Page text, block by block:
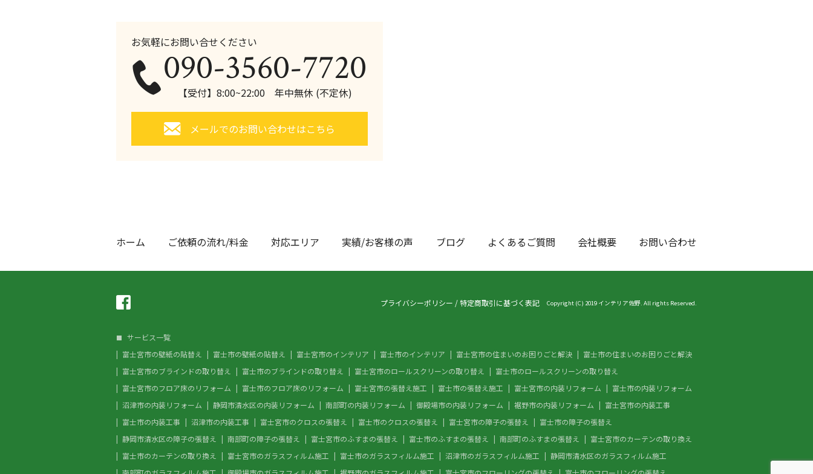
お気軽にお問い合せください
090-3560-7720
【受付】8:00~22:00 年中無休 (不定休)
メールでのお問い合わせはこちら
ホーム ご依頼の流れ/料金 対応エリア 実績/お客様の声 ブログ よくあるご質問 会社概要 お問い合わせ
プライバシーポリシー /特定商取引に基づく表記 Copyright (C) 2019 インテリア佐野. All rights Reserved.
サービス一覧
富士宮市の壁紙の貼替え
富士市の壁紙の貼替え 富士宮市のインテリア 富士市のインテリア 富士宮市の住まいのお困りごと解決
富士市の住まいのお困りごと解決
富士宮市のブラインドの取り替え
富士市のブラインドの取り替え 富士宮市のロールスクリーンの取り替え
富士市のロールスクリーンの取り替え
富士宮市のフロア床のリフォーム
富士市のフロア床のリフォーム 富士宮市の張替え施工 富士市の張替え施工 富士宮市の内装リフォーム
富士市の内装リフォーム
沼津市の内装リフォーム
静岡市清水区の内装リフォーム 南部町の内装リフォーム 御殿場市の内装リフォーム 裾野市の内装リフォーム
富士宮市の内装工事
富士市の内装工事
沼津市の内装工事 富士宮市のクロスの張替え 富士市のクロスの張替え 富士宮市の障子の張替え
富士市の障子の張替え
静岡市清水区の障子の張替え
南部町の障子の張替え 富士宮市のふすまの張替え 富士市のふすまの張替え 南部町のふすまの張替え
富士宮市のカーテンの取り換え
富士市のカーテンの取り換え
富士宮市のガラスフィルム施工 富士市のガラスフィルム施工 沼津市のガラスフィルム施工
静岡市清水区のガラスフィルム施工